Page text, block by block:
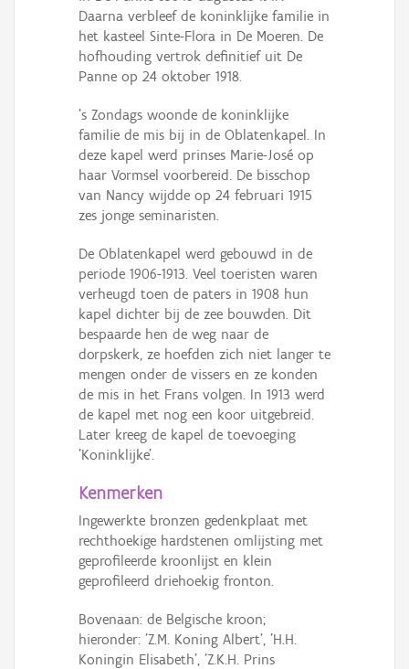
Daarna verbleef de koninklijke familie in
het kasteel Sinte-Flora in De Moeren. De
hofhouding vertrok definitief uit De
Panne op 24 oktober 1918.
's Zondags woonde de koninklijke
familie de mis bij in de Oblatenkapel. In
deze kapel werd prinses Marie-José op
haar Vormsel voorbereid. De bisschop
van Nancy wijdde op 24 februari 1915
zes jonge seminaristen.
De Oblatenkapel werd gebouwd in de
periode 1906-1913. Veel toeristen waren
verheugd toen de paters in 1908 hun
kapel dichter bij de zee bouwden. Dit
bespaarde hen de weg naar de
dorpskerk, ze hoefden zich niet langer te
mengen onder de vissers en ze konden
de mis in het Frans volgen. In 1913 werd
de kapel met nog een koor uitgebreid.
Later kreeg de kapel de toevoeging
'Koninklijke'.
Kenmerken
Ingewerkte bronzen gedenkplaat met
rechthoekige hardstenen omlijsting met
geprofileerde kroonlijst en klein
geprofileerd driehoekig fronton.
Bovenaan: de Belgische kroon;
hieronder: 'Z.M. Koning Albert', 'H.H.
Koningin Elisabeth', 'Z.K.H. Prins